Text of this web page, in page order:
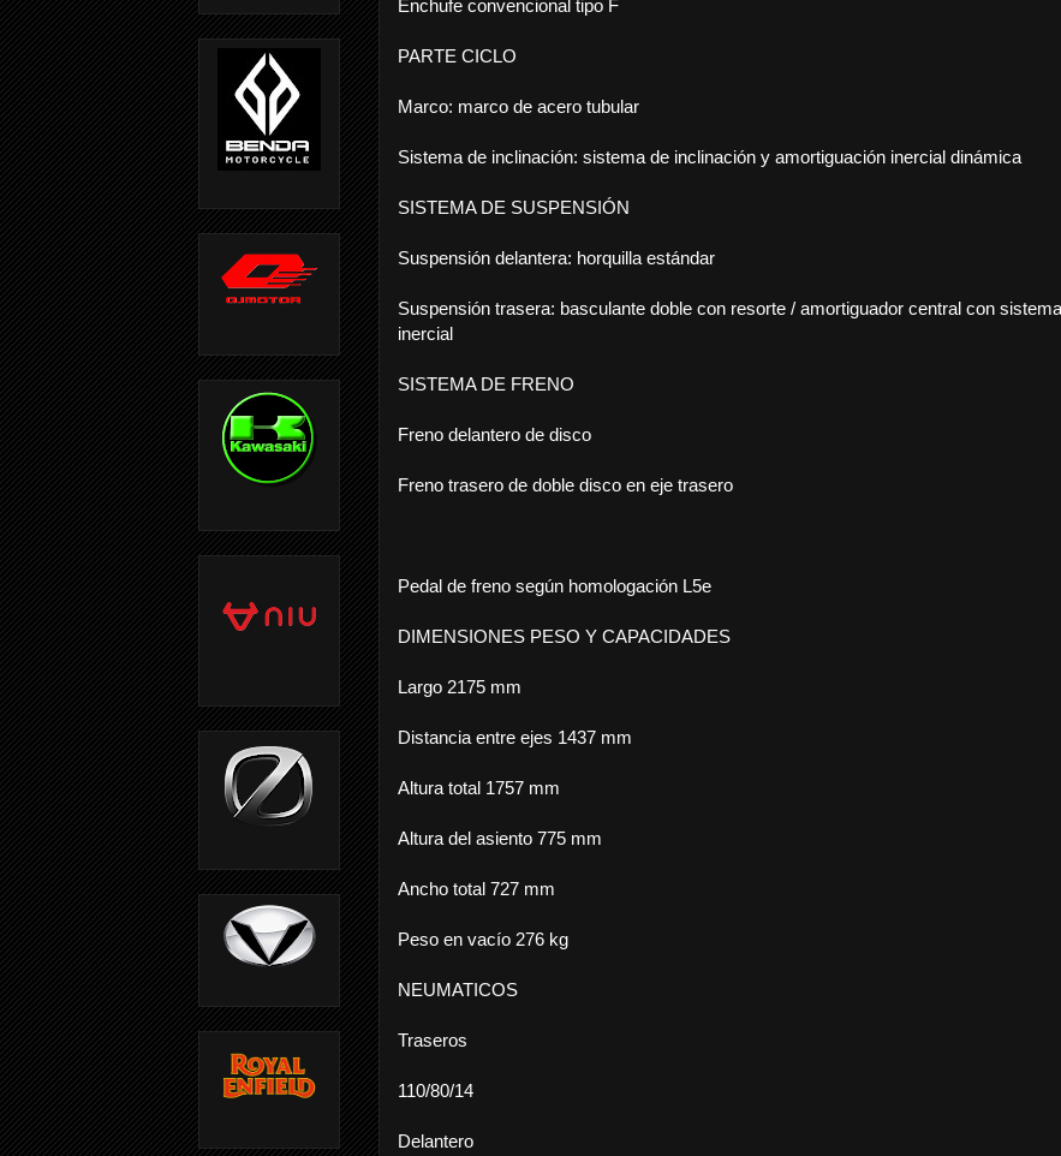
Enchufe convencional tipo F
PARTE CICLO
Marco: marco de acero tubular
Sistema de inclinación: sistema de inclinación y amortiguación inercial dinámica
SISTEMA DE SUSPENSIÓN
Suspensión delantera: horquilla estándar
Suspensión trasera: basculante doble con resorte / amortiguador central con
inercial
SISTEMA DE FRENO
Freno delantero de disco
Freno trasero de doble disco en eje trasero
Pedal de freno según homologación L5e
DIMENSIONES PESO Y CAPACIDADES
Largo 2175 mm
Distancia entre ejes 1437 mm
Altura total 1757 mm
Altura del asiento 775 mm
Ancho total 727 mm
Peso en vacío 276 kg
NEUMATICOS
Traseros
110/80/14
Delantero